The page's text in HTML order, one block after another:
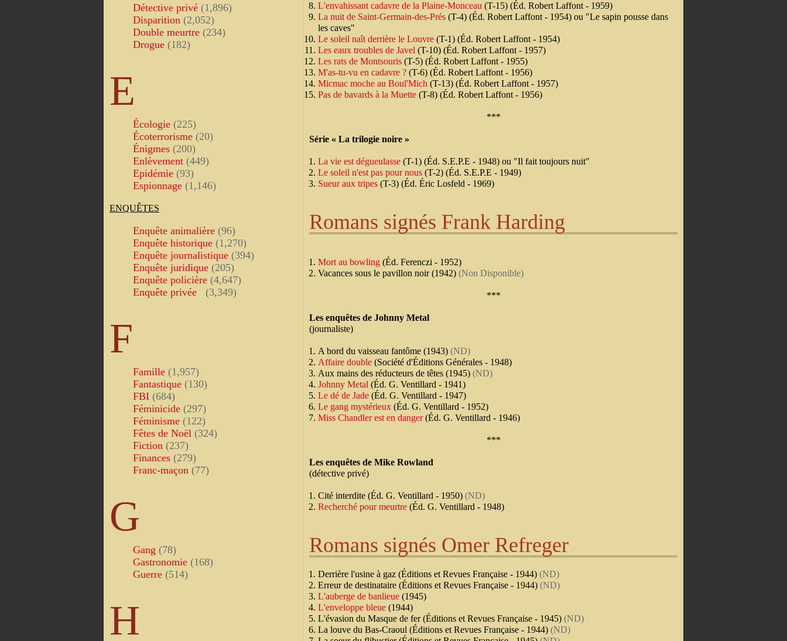
Détective privé (1,896)
Disparition (2,052)
Double meurtre (234)
Drogue (182)
E
Écologie (225)
Écoterrorisme (20)
Énigmes (200)
Enlèvement (449)
Epidémie (93)
Espionnage (1,146)
ENQUÊTES
Enquête animalière (96)
Enquête historique (1,270)
Enquête journalistique (394)
Enquête juridique (205)
Enquête policière (4,647)
Enquête privée
(3,349)
F
Famille (1,957)
Fantastique (130)
FBI (684)
Féminicide (297)
Féminisme (122)
Fêtes de Noël (324)
Fiction (237)
Finances (279)
Franc-maçon (77)
G
Gang (78)
Gastronomie (168)
Guerre (514)
H
L'envahissant cadavre de la Plaine-Monceau (T-15) (Éd. Robert Laffont - 1959)
La nuit de Saint-Germain-des-Prés (T-4) (Éd. Robert Laffont - 1954) ou "Le sapin pousse dans
les caves"
Le soleil naît derrière le Louvre (T-1) (Éd. Robert Laffont - 1954)
Les eaux troubles de Javel (T-10) (Éd. Robert Laffont - 1957)
Les rats de Montsouris (T-5) (Éd. Robert Laffont - 1955)
M'as-tu-vu en cadavre ? (T-6) (Éd. Robert Laffont - 1956)
Micmac moche au Boul'Mich (T-13) (Éd. Robert Laffont - 1957)
Pas de bavards à la Muette (T-8) (Éd. Robert Laffont - 1956)
***
Série « La trilogie noire »
La vie est dégueulasse (T-1) (Éd. S.E.P.E - 1948) ou "Il fait toujours nuit"
Le soleil n'est pas pour nous (T-2) (Éd. S.E.P.E - 1949)
Sueur aux tripes (T-3) (Éd. Éric Losfeld - 1969)
Romans signés Frank Harding
Mort au bowling (Éd. Ferenczi - 1952)
Vacances sous le pavillon noir (1942) (Non Disponible)
***
Les enquêtes de Johnny Metal
(journaliste)
A bord du vaisseau fantôme (1943) (ND)
Affaire double (Société d'Éditions Générales - 1948)
Aux mains des réducteurs de têtes (1945) (ND)
Johnny Metal (Éd. G. Ventillard - 1941)
Le dé de Jade (Éd. G. Ventillard - 1947)
Le gang mystérieux (Éd. G. Ventillard - 1952)
Miss Chandler est en danger(Éd. G. Ventillard - 1946)
***
Les enquêtes de Mike Rowland
(détective privé)
Cité interdite (Éd. G. Ventillard - 1950) (ND)
Recherché pour meurtre (Éd. G. Ventillard - 1948)
Romans signés Omer Refreger
Derrière l'usine à gaz (Éditions et Revues Française - 1944) (ND)
Erreur de destinataire (Éditions et Revues Française - 1944) (ND)
L'auberge de banlieue (1945)
L'enveloppe bleue (1944)
L'évasion du Masque de fer (Éditions et Revues Française - 1945) (ND)
La louve du Bas-Craoul (Éditions et Revues Française - 1944) (ND)